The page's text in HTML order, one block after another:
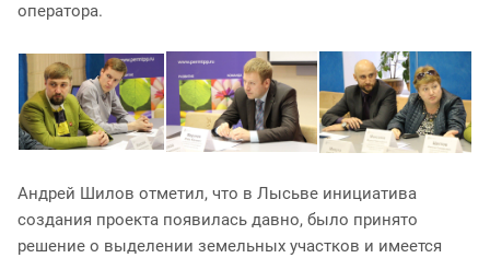
оператора.
Андрей Шилов отметил, что в Лысьве инициатива
создания проекта появилась давно, было принято
решение о выделении земельных участков и имеется